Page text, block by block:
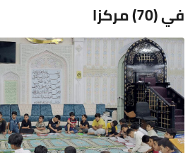
في (70) مركزا